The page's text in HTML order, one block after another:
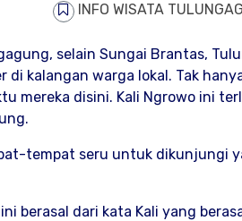
INFO WISATA
selain Sungai Brantas,
di kalangan warga lokal. Tak
mereka disini. Kali Ngrowo ini
tempat seru untuk dikunjungi
berasal dari kata Kali yang